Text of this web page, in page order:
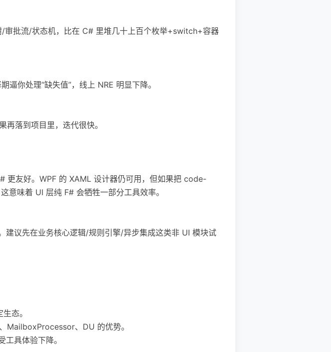
批流/状态机，比在 C# 里堆几十上百个枚举+switch+容器
你处理“缺失值”，线上 NRE 明显下降。
落到项目里，迭代很快。
更友好。WPF 的 XAML 设计器仍可用，但如果把 code-
意味着 UI 层纯 F# 会牺牲一部分工具效率。
建议先在业务核心逻辑/规则引擎/异步集成这类非 UI 模块试
态。
MailboxProcessor、DU 的优势。
具体验下降。